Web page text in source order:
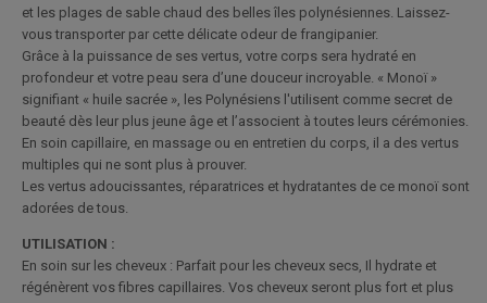
et les plages de sable chaud des belles îles polynésiennes. Laissez-
vous transporter par cette délicate odeur de frangipanier.
Grâce à la puissance de ses vertus, votre corps sera hydraté en
profondeur et votre peau sera d’une douceur incroyable. « Monoï »
signifiant « huile sacrée », les Polynésiens l'utilisent comme secret de
beauté dès leur plus jeune âge et l’associent à toutes leurs cérémonies.
En soin capillaire, en massage ou en entretien du corps, il a des vertus
multiples qui ne sont plus à prouver.
Les vertus adoucissantes, réparatrices et hydratantes de ce monoï sont
adorées de tous.
UTILISATION :
En soin sur les cheveux : Parfait pour les cheveux secs, Il hydrate et
régénèrent vos fibres capillaires. Vos cheveux seront plus fort et plus